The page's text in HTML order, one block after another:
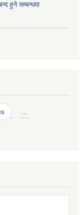
हुने सम्बन्धमा